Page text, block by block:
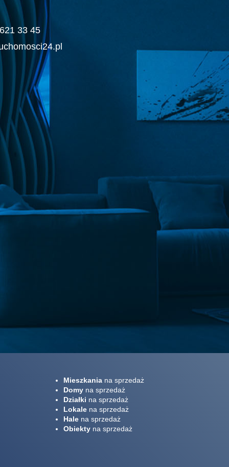
33 45
Mieszkaniana sprzedaż
Domyna sprzedaż
Działki na sprzedaż
Lokalena sprzedaż
Halena sprzedaż
Obiektyna sprzedaż